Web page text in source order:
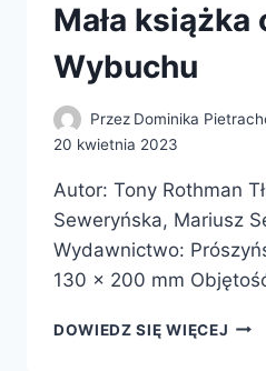
Mała książka
Wybuchu
Przez Dominika
20 kwietnia 2023
Autor: Tony Rothman
Seweryńska, Mariusz
Wydawnictwo:
130 x 200 mm
DOWIEDZ SIĘ WIĘCEJ MAŁA